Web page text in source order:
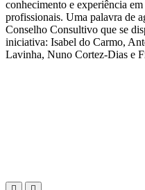
conhecimento e experiência
profissionais. Uma palavra de
Conselho Consultivo que se
iniciativa: Isabel do Carmo,
Lavinha, Nuno Cortez-Dias e